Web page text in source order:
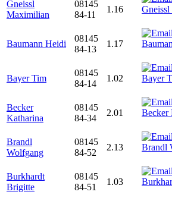
Gneissl
Maximilian
08145
84-11
1.16
Baumann Heidi
08145
84-13
1.17
Bayer Tim
08145
84-14
1.02
Becker
Katharina
08145
84-34
2.01
Brandl
Wolfgang
08145
84-52
2.13
Burkhardt
Brigitte
08145
84-51
1.03